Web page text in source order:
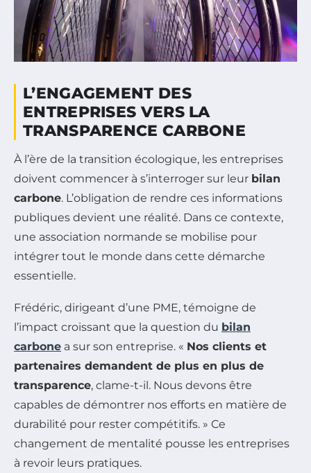
L’ENGAGEMENT DES
ENTREPRISES VERS LA
TRANSPARENCE CARBONE
À l’ère de la transition écologique, les entreprises
doivent commencer à s’interroger sur leur bilan
carbone. L’obligation de rendre ces informations
publiques devient une réalité. Dans ce contexte,
une association normande se mobilise pour
intégrer tout le monde dans cette démarche
essentielle.
Frédéric, dirigeant d’une PME, témoigne de
l’impact croissant que la question du bilan
carbone a sur son entreprise. « Nos clients et
partenaires demandent de plus en plus de
transparence, clame-t-il. Nous devons être
capables de démontrer nos efforts en matière de
durabilité pour rester compétitifs. » Ce
changement de mentalité pousse les entreprises
à revoir leurs pratiques.